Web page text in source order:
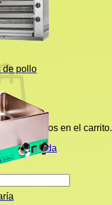
hay productos en el carrito.
a la tienda
de pollo